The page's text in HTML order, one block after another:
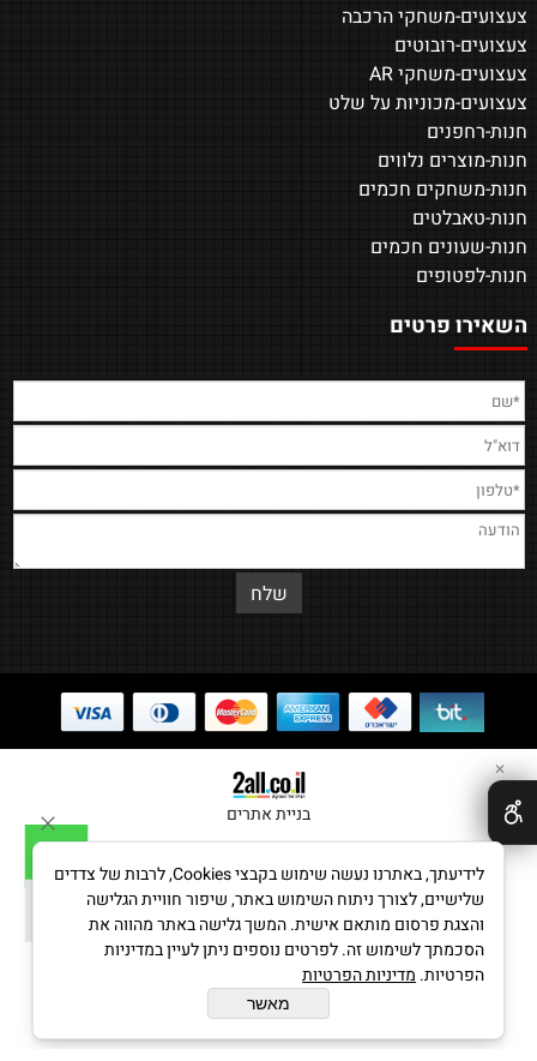
צעצועים-משחקי הרכבה
צעצועים-רובוטים
צעצועים-משחקי AR
צעצועים-מכוניות על שלט
חנות-רחפנים
חנות-מוצרים נלווים
חנות-משחקים חכמים
חנות-טאבלטים
חנות-שעונים חכמים
חנות-לפטופים
השאירו פרטים
בניית אתרים
✕
לידיעתך, באתרנו נעשה שימוש בקבצי Cookies, לרבות של צדדים
שלישיים, לצורך ניתוח השימוש באתר, שיפור חוויית הגלישה
והצגת פרסום מותאם אישית. המשך גלישה באתר מהווה את
הסכמתך לשימוש זה. לפרטים נוספים ניתן לעיין במדיניות
הפרטיות. מדיניות הפרטיות
מאשר